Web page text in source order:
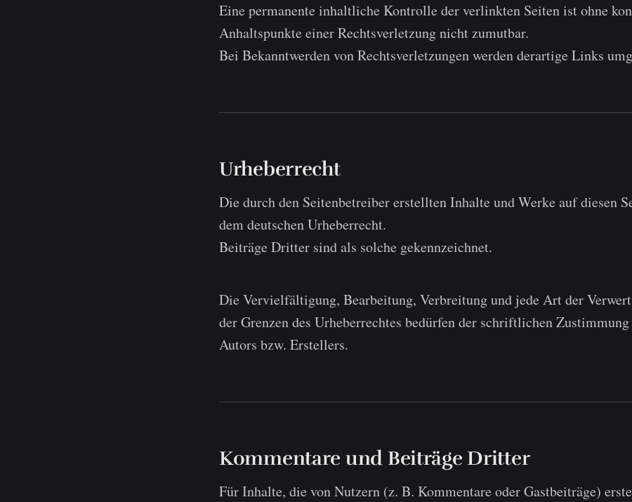
Eine permanente inhaltliche Kontrolle der verlinkten Seiten ist ohne
Anhaltspunkte einer Rechtsverletzung nicht zumutbar.
Bei Bekanntwerden von Rechtsverletzungen werden derartige Links
Urheberrecht
Die durch den Seitenbetreiber erstellten Inhalte und Werke auf diesen
dem deutschen Urheberrecht.
Beiträge Dritter sind als solche gekennzeichnet.
Die Vervielfältigung, Bearbeitung, Verbreitung und jede Art der
der Grenzen des Urheberrechtes bedürfen der schriftlichen
Autors bzw. Erstellers.
Kommentare und Beiträge Dritter
Für Inhalte, die von Nutzern (z. B. Kommentare oder Gastbeiträge)